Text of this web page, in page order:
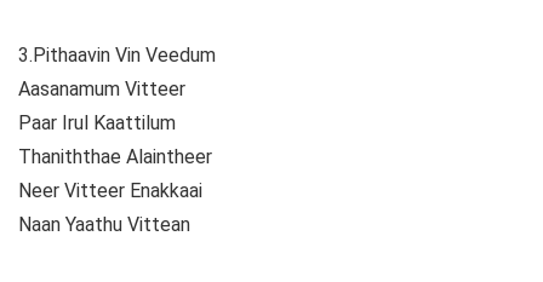
3.Pithaavin Vin Veedum
Aasanamum Vitteer
Paar Irul Kaattilum
Thaniththae Alaintheer
Neer Vitteer Enakkaai
Naan Yaathu Vittean